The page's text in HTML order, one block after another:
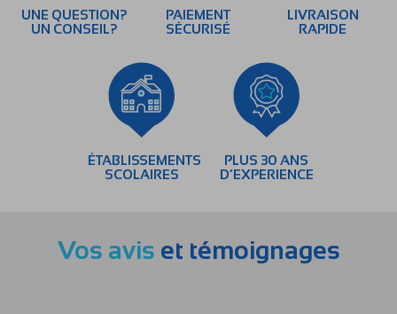
UNE QUESTION?
UN CONSEIL?
PAIEMENT
SÉCURISÉ
LIVRAISON
RAPIDE
ÉTABLISSEMENTS
SCOLAIRES
PLUS 30 ANS
D’EXPERIENCE
Vos avis et témoignages